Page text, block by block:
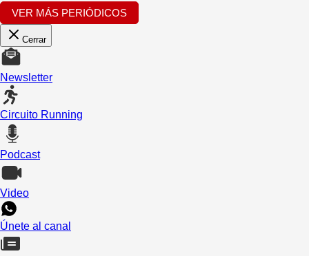
VER MÁS PERIÓDICOS
Cerrar
Newsletter
Circuito Running
Podcast
Video
Únete al canal